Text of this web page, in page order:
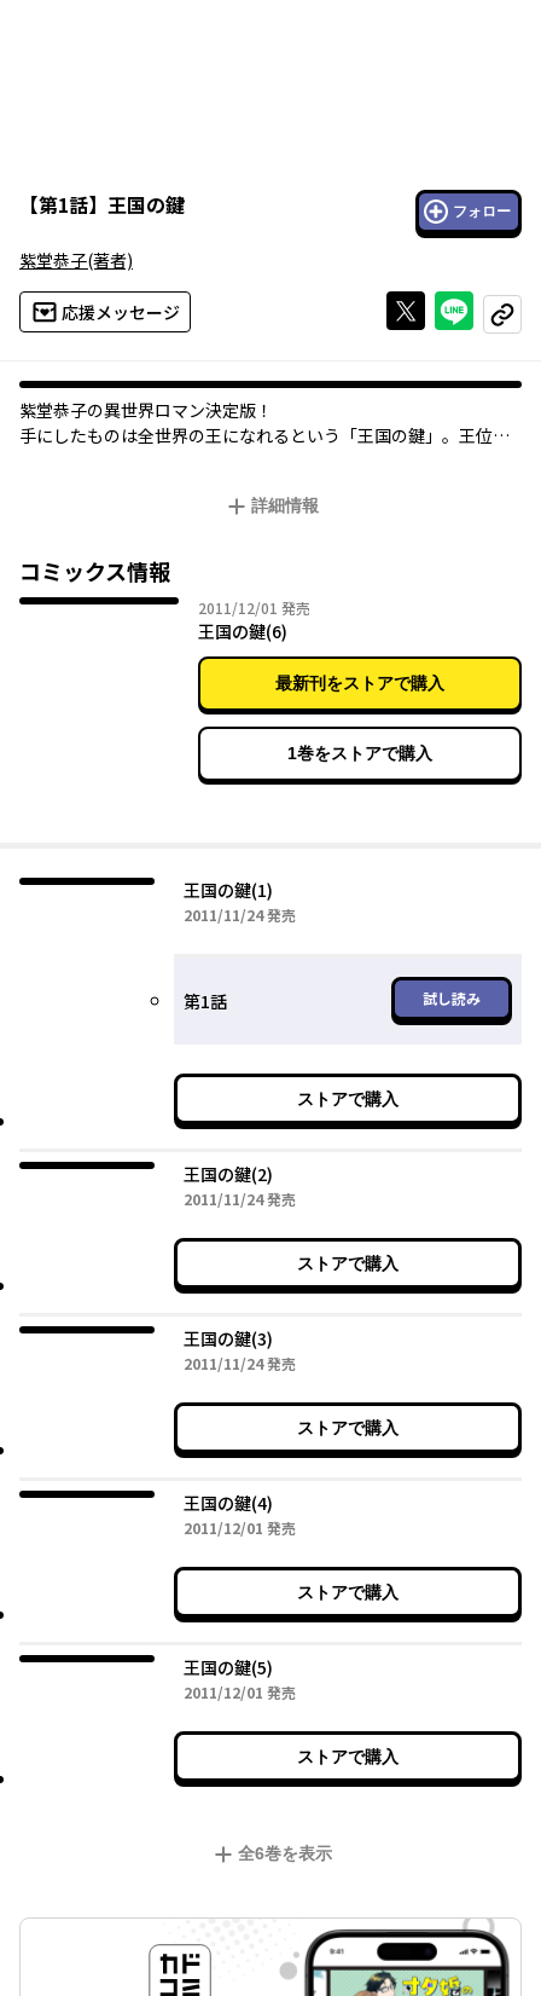
【第1話】 王国の鍵 フォロー
紫堂恭子(著者)
応援メッセージ Xで投稿する
ライン
コピー
紫堂恭子の異世界ロマン決定版！
手にしたものは全世界の王になれるという「王国の鍵」。王位継
詳細情報
コミックス情報
2011/12/01 2011年12月01日
発売
王国の鍵(6)
最新刊をストアで購入
1巻をストアで購入
王国の鍵(1)
2011/11/242011年11月24日
発売
第1話 試し読み
ストアで購入
王国の鍵(2)
2011/11/242011年11月24日
発売
ストアで購入
王国の鍵(3)
2011/11/242011年11月24日
発売
ストアで購入
王国の鍵(4)
2011/12/01 2011年12月01日
発売
ストアで購入
王国の鍵(5)
2011/12/01 2011年12月01日
発売
ストアで購入
全6巻を表示